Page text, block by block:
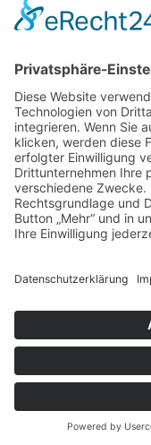
Text und Bilder:
zurück
Links
Kolpingsfamilie
© 2026 | Kolpingwerk
Datenschutzerklärung